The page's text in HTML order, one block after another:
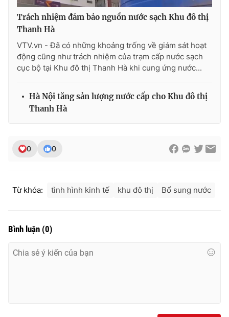
THỜI BÁO VTV
Theo dõi báo trên
Phó Tổng Biên tập: Nguyễn Thị Mỹ Hạnh, Phạm Quốc Thắng,
Ðiện thoại Thời báo VTV:
Email:
toasoan@vtv.vn
Trách nhiệm đảm bảo nguồn nước sạch Khu đô thị
Thanh Hà
VTV.vn - Đã có những khoảng trống về giám sát hoạt
động cũng như trách nhiệm của trạm cấp nước sạch
cục bộ tại Khu đô thị Thanh Hà khi cung ứng nước...
Hà Nội tăng sản lượng nước cấp cho Khu đô thị
Thanh Hà
0 0
Từ khóa: tình hình kinh tế khu đô thị Bổ sung nước
Bình luận (0)